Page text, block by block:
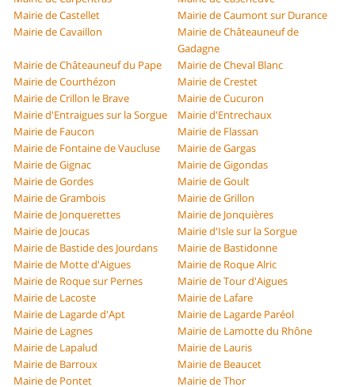
Mairie de Castellet
Mairie de Caumont sur Durance
Mairie de Cavaillon
Mairie de Châteauneuf de
Gadagne
Mairie de Châteauneuf du Pape
Mairie de Cheval Blanc
Mairie de Courthézon
Mairie de Crestet
Mairie de Crillon le Brave
Mairie de Cucuron
Mairie d'Entraigues sur la Sorgue
Mairie d'Entrechaux
Mairie de Faucon
Mairie de Flassan
Mairie de Fontaine de Vaucluse
Mairie de Gargas
Mairie de Gignac
Mairie de Gigondas
Mairie de Gordes
Mairie de Goult
Mairie de Grambois
Mairie de Grillon
Mairie de Jonquerettes
Mairie de Jonquières
Mairie de Joucas
Mairie d'Isle sur la Sorgue
Mairie de Bastide des Jourdans
Mairie de Bastidonne
Mairie de Motte d'Aigues
Mairie de Roque Alric
Mairie de Roque sur Pernes
Mairie de Tour d'Aigues
Mairie de Lacoste
Mairie de Lafare
Mairie de Lagarde d'Apt
Mairie de Lagarde Paréol
Mairie de Lagnes
Mairie de Lamotte du Rhône
Mairie de Lapalud
Mairie de Lauris
Mairie de Barroux
Mairie de Beaucet
Mairie de Pontet
Mairie de Thor